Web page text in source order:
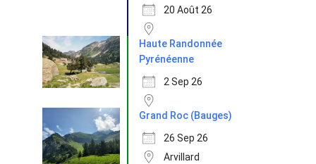
20 Août 26
Haute Randonnée
Pyrénéenne
2 Sep 26
Grand Roc (Bauges)
26 Sep 26
Arvillard